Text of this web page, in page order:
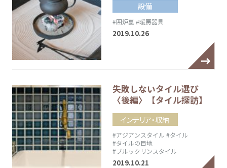
設備
#囲炉裏 #暖房器具
2019.10.26
失敗しないタイル選び
〈後編〉【タイル探訪】
インテリア・収納
#アジアンスタイル #タイル
#タイルの目地
#ブルックリンスタイル
2019.10.21